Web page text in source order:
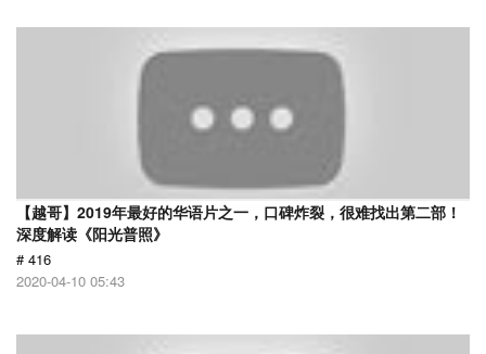
【越哥】2019年最好的华语片之一，口碑炸裂，很难找出第二部！
深度解读《阳光普照》
# 416
2020-04-10 05:43